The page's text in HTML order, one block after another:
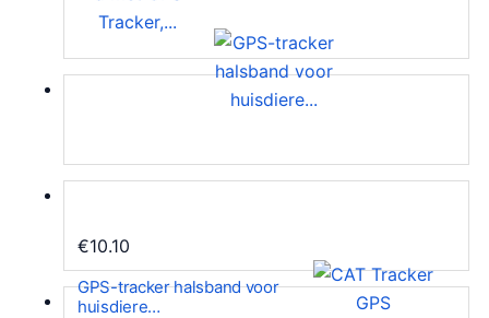
€10.10
GPS-tracker halsband voor
huisdiere…